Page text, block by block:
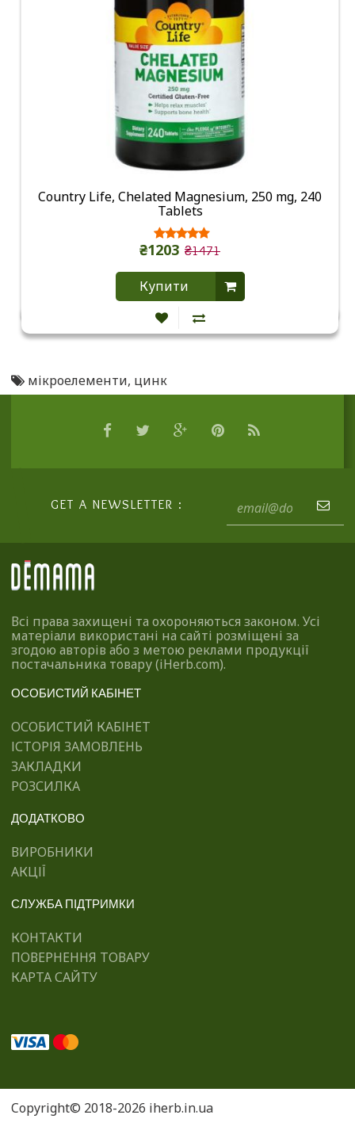
Country Life, Chelated Magnesium, 250 mg, 240
Tablets
₴1203 ₴1471
Купити
мікроелементи, цинк
GET A NEWSLETTER :
Всі права захищені та охороняються законом. Усі
матеріали використані на сайті розміщені за
згодою авторів або з метою реклами продукції
постачальника товару (iHerb.com).
ОСОБИСТИЙ КАБІНЕТ
ОСОБИСТИЙ КАБІНЕТ
ІСТОРІЯ ЗАМОВЛЕНЬ
ЗАКЛАДКИ
РОЗСИЛКА
ДОДАТКОВО
ВИРОБНИКИ
АКЦІЇ
СЛУЖБА ПІДТРИМКИ
КОНТАКТИ
ПОВЕРНЕННЯ ТОВАРУ
КАРТА САЙТУ
Copyright© 2018-2026 iherb.in.ua